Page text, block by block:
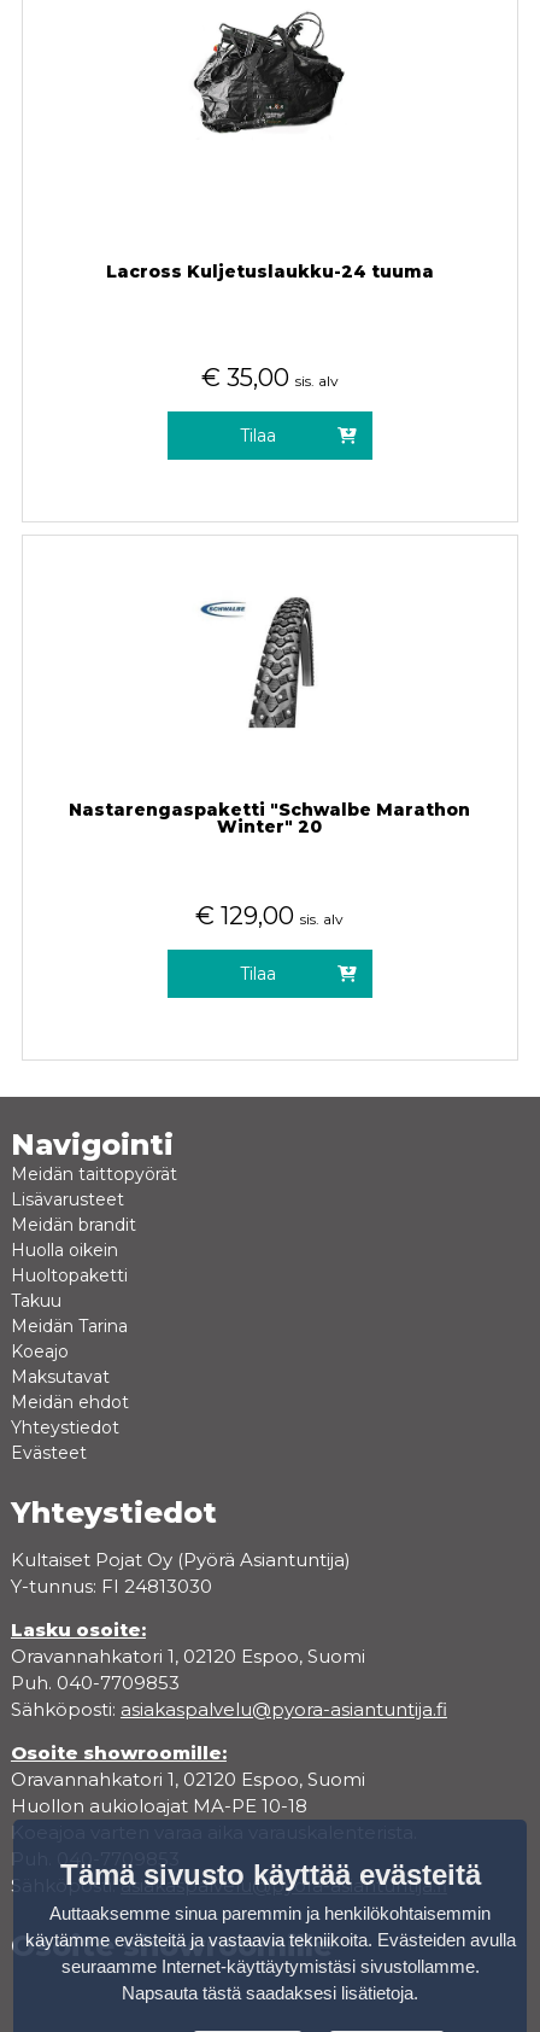
Lacross Kuljetuslaukku-24 tuuma
€ 35,00 sis. alv
Tilaa
Nastarengaspaketti "Schwalbe Marathon
Winter" 20
€ 129,00 sis. alv
Tilaa
Navigointi
Meidän taittopyörät
Lisävarusteet
Meidän brandit
Huolla oikein
Huoltopaketti
Takuu
Meidän Tarina
Koeajo
Maksutavat
Meidän ehdot
Yhteystiedot
Evästeet
Yhteystiedot
Kultaiset Pojat Oy (Pyörä Asiantuntija)
Y-tunnus: FI 24813030
Lasku osoite:
Oravannahkatori 1, 02120 Espoo, Suomi
Puh. 040-7709853
Sähköposti: asiakaspalvelu@pyora-asiantuntija.fi
Osoite showroomille:
Oravannahkatori 1, 02120 Espoo, Suomi
Huollon aukioloajat MA-PE 10-18
Sähköposti:asiakaspalvelu@pyora-asiantuntija.fi
Osoite showroomille
Tämä sivusto käyttää evästeitä
Auttaaksemme sinua paremmin ja henkilökohtaisemmin
käytämme evästeitä ja vastaavia tekniikoita. Evästeiden avulla
seuraamme Internet-käyttäytymistäsi sivustollamme.
Napsauta tästä saadaksesi lisätietoja.